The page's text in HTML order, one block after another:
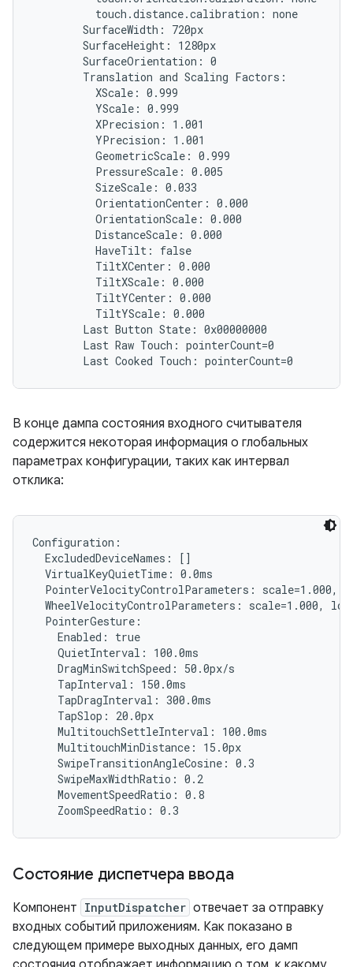
          touch.distance.calibration: none
        SurfaceWidth: 720px
        SurfaceHeight: 1280px
        SurfaceOrientation: 0
        Translation and Scaling Factors:
          XScale: 0.999
          YScale: 0.999
          XPrecision: 1.001
          YPrecision: 1.001
          GeometricScale: 0.999
          PressureScale: 0.005
          SizeScale: 0.033
          OrientationCenter: 0.000
          OrientationScale: 0.000
          DistanceScale: 0.000
          HaveTilt: false
          TiltXCenter: 0.000
          TiltXScale: 0.000
          TiltYCenter: 0.000
          TiltYScale: 0.000
        Last Button State: 0x00000000
        Last Raw Touch: pointerCount=0
В конце дампа состояния входного считывателя
содержится некоторая информация о глобальных
параметрах конфигурации, таких как интервал
отклика:
Configuration:
  ExcludedDeviceNames: []
  VirtualKeyQuietTime: 0.0ms
PointerVelocityControlParameters: scale=1.000,
WheelVelocityControlParameters: scale=1.000,
  PointerGesture:
    Enabled: true
    QuietInterval: 100.0ms
    DragMinSwitchSpeed: 50.0px/s
    TapInterval: 150.0ms
    TapDragInterval: 300.0ms
    TapSlop: 20.0px
    MultitouchSettleInterval: 100.0ms
    MultitouchMinDistance: 15.0px
    SwipeTransitionAngleCosine: 0.3
    SwipeMaxWidthRatio: 0.2
    MovementSpeedRatio: 0.8
Состояние диспетчера ввода
Компонент InputDispatcher отвечает за отправку
входных событий приложениям. Как показано в
следующем примере выходных данных, его дамп